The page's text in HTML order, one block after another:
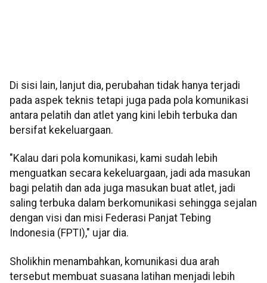
Di sisi lain, lanjut dia, perubahan tidak hanya terjadi
pada aspek teknis tetapi juga pada pola komunikasi
antara pelatih dan atlet yang kini lebih terbuka dan
bersifat kekeluargaan.
"Kalau dari pola komunikasi, kami sudah lebih
menguatkan secara kekeluargaan, jadi ada masukan
bagi pelatih dan ada juga masukan buat atlet, jadi
saling terbuka dalam berkomunikasi sehingga sejalan
dengan visi dan misi Federasi Panjat Tebing
Indonesia (FPTI)," ujar dia.
Sholikhin menambahkan, komunikasi dua arah
tersebut membuat suasana latihan menjadi lebih